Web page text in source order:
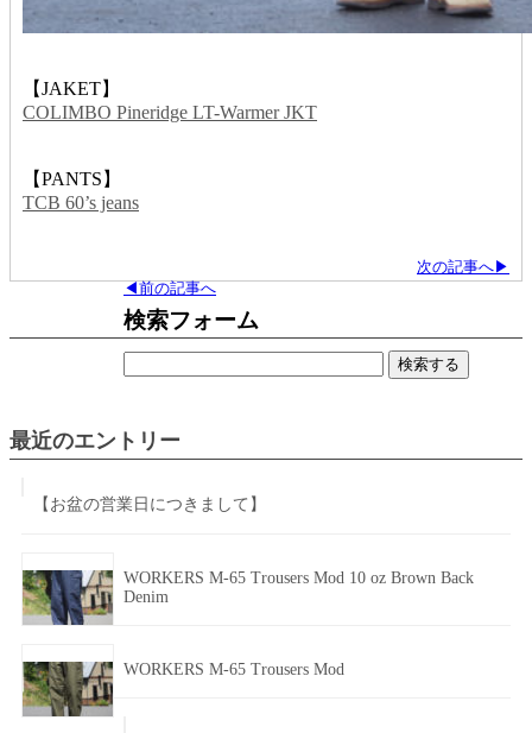
【JAKET】
COLIMBO Pineridge LT-Warmer JKT
【PANTS】
TCB 60’s jeans
次の記事へ▶
◀前の記事へ
検索フォーム
最近のエントリー
【お盆の営業日につきまして】
WORKERS M-65 Trousers Mod 10 oz Brown Back
Denim
WORKERS M-65 Trousers Mod